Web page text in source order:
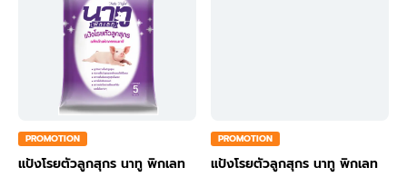
PROMOTION
แป้งโรยตัวลูกสุกร นาทู พิกเลท
PROMOTION
แป้งโรยตัวลูกสุกร นาทู พิกเลท